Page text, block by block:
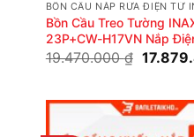
BỒN CẦU NẮP RỬA ĐIỆN TỬ
Bồn Cầu Treo Tường
23P+CW-H17VN Nắp
19.470.000₫ Giá